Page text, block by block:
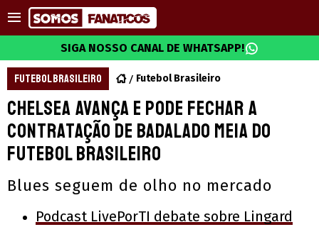
SIGA NOSSO CANAL DE WHATSAPP!
FUTEBOL BRASILEIRO Futebol Brasileiro
Chelsea avança e pode fechar a
contratação de badalado meia do
futebol brasileiro
Blues seguem de olho no mercado
Podcast LivePorTI debate sobre Lingard